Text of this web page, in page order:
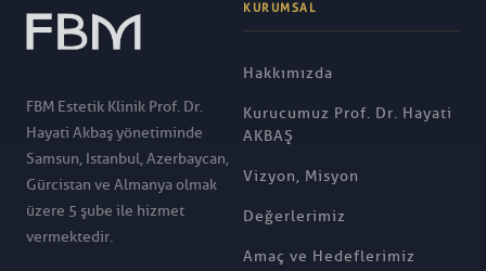
FBM Estetik Klinik Prof. Dr.
Hayati Akbaş yönetiminde
Samsun, Istanbul, Azerbaycan,
Gürcistan ve Almanya olmak
üzere 5 şube ile hizmet
vermektedir.
KURUMSAL
Hakkımızda
Kurucumuz Prof. Dr. Hayati
AKBAŞ
Vizyon, Misyon
Değerlerimiz
Amaç ve Hedeflerimiz